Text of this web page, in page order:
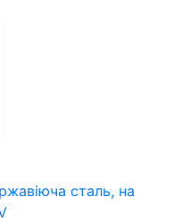
сталь, на